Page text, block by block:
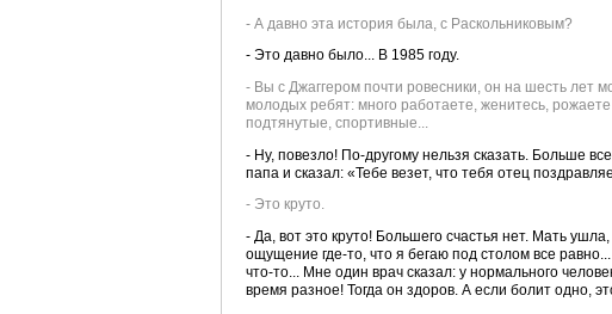
- А давно эта история была, с Раскольниковым?
- Это давно было... В 1985 году.
- Вы с Джаггером почти ровесники, он на шесть лет
молодых ребят: много работаете, женитесь,
подтянутые, спортивные...
- Ну, повезло! По-другому нельзя сказать. Больше
папа и сказал: «Тебе везет, что тебя отец
- Это круто.
- Да, вот это круто! Большего счастья нет. Мать
ощущение где-то, что я бегаю под столом все
что-то... Мне один врач сказал: у нормального
время разное! Тогда он здоров. А если болит одно,